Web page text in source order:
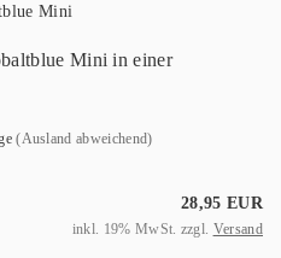
Mini
Mini in einer
(Ausland abweichend)
28,95 EUR
inkl. 19% MwSt. zzgl. Versand